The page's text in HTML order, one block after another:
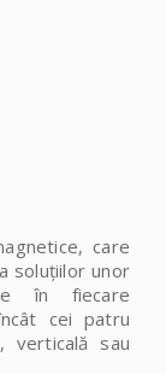
care
soluțiilor unor
în fiecare
cei patru
verticală sau